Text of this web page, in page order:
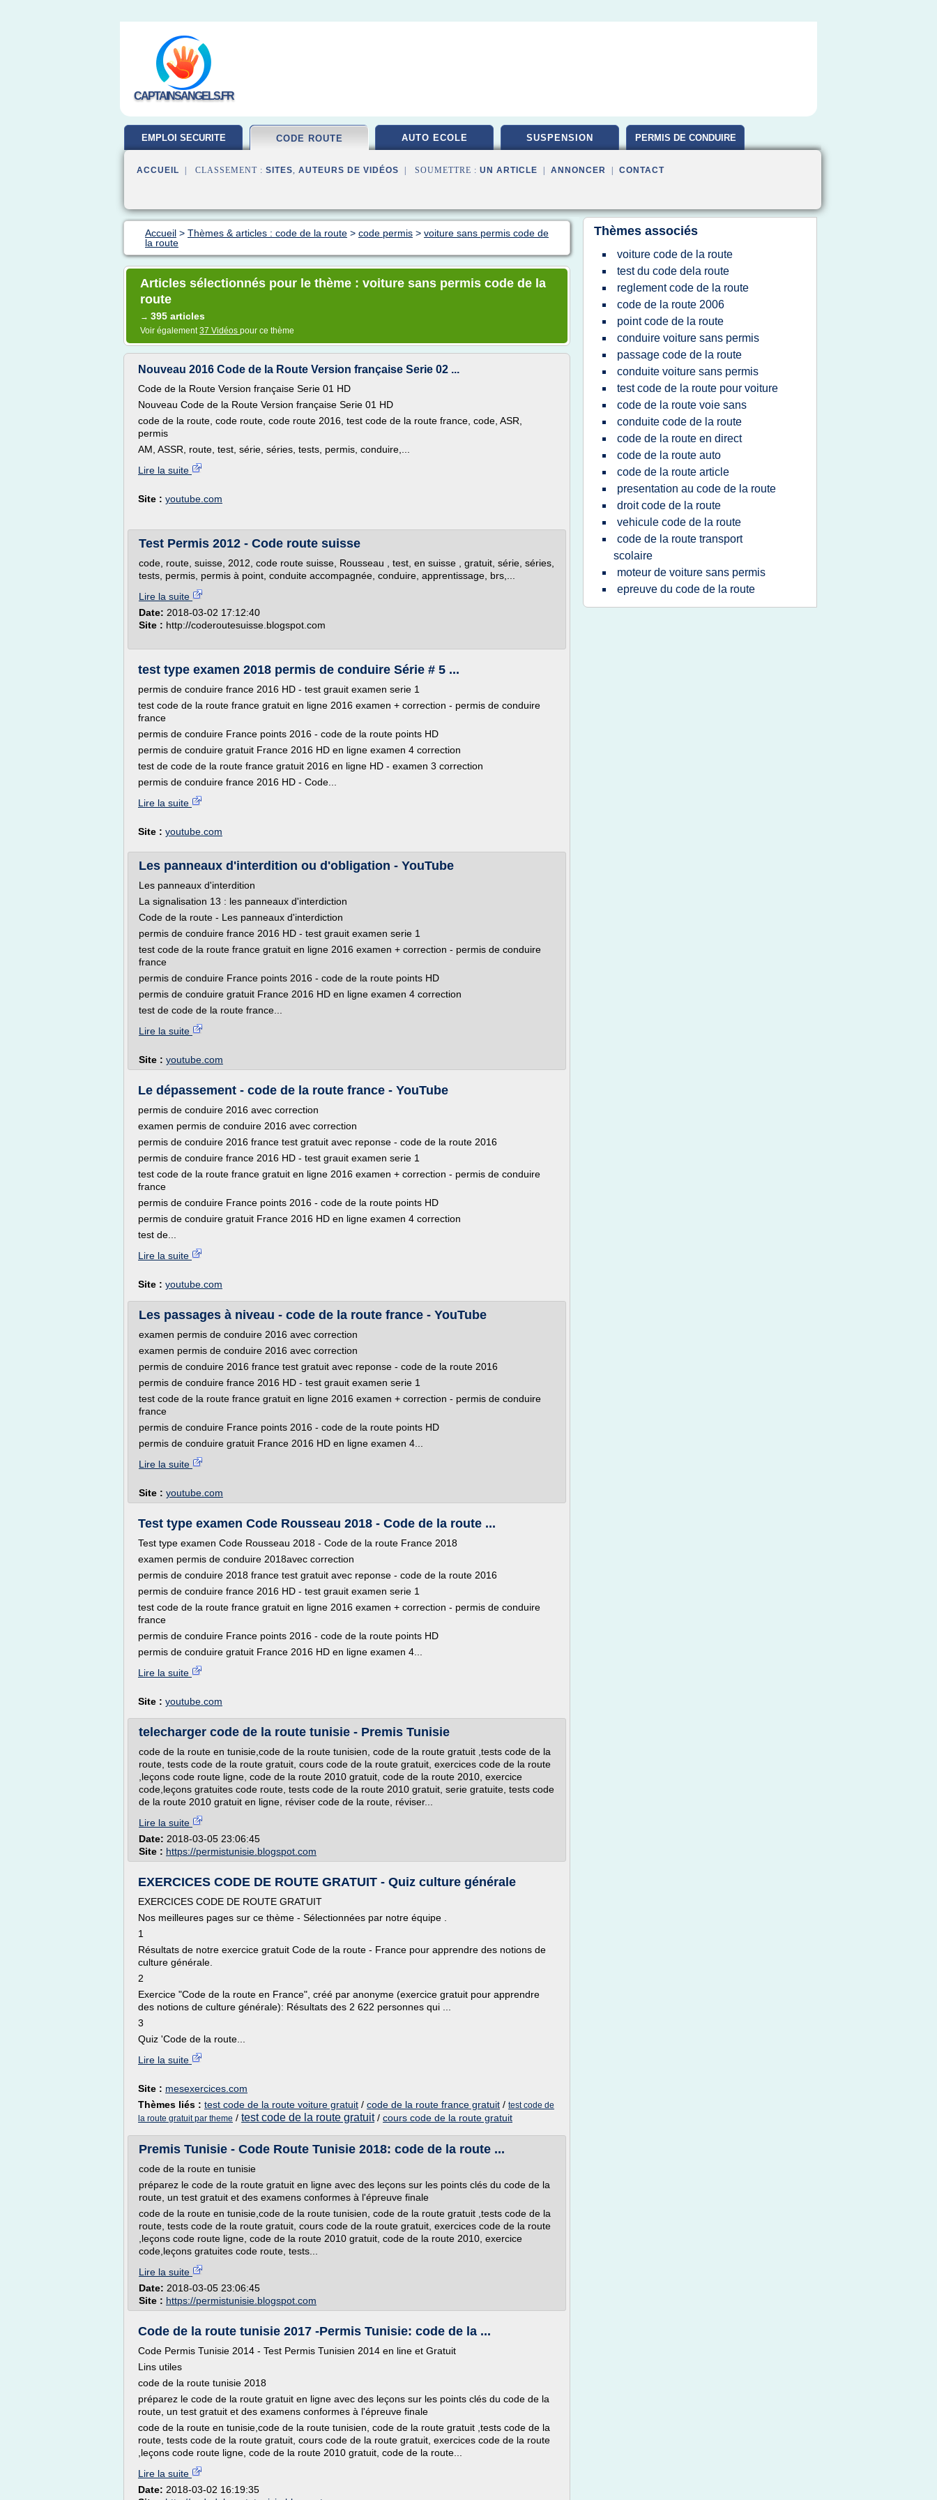
CAPTAINSANGELS.FR
EMPLOI SECURITE CODE ROUTE AUTO ECOLE SUSPENSION PERMIS DE CONDUIRE
ACCUEIL | CLASSEMENT : SITES, AUTEURS DE VIDÉOS | SOUMETTRE : UN ARTICLE ANNONCER CONTACT
Accueil > Thèmes & articles : code de la route > code permis > voiture sans permis code de
la route
Articles sélectionnés pour le thème : voiture sans permis code de la
route
→ 395 articles
Voir également37 Vidéos pour ce thème
Nouveau 2016 Code de la Route Version française Serie 02 ...
Code de la Route Version française Serie 01 HD
Nouveau Code de la Route Version française Serie 01 HD
code de la route, code route, code route 2016, test code de la route france, code, ASR,
permis
AM, ASSR, route, test, série, séries, tests, permis, conduire,...
Lire la suite
Site : youtube.com
Test Permis 2012 - Code route suisse
code, route, suisse, 2012, code route suisse, Rousseau , test, en suisse , gratuit, série, séries,
tests, permis, permis à point, conduite accompagnée, conduire, apprentissage, brs,...
Lire la suite
Date: 2018-03-02 17:12:40
Site : http://coderoutesuisse.blogspot.com
test type examen 2018 permis de conduire Série # 5 ...
permis de conduire france 2016 HD - test grauit examen serie 1
test code de la route france gratuit en ligne 2016 examen + correction - permis de conduire
france
permis de conduire France points 2016 - code de la route points HD
permis de conduire gratuit France 2016 HD en ligne examen 4 correction
test de code de la route france gratuit 2016 en ligne HD - examen 3 correction
permis de conduire france 2016 HD - Code...
Lire la suite
Site : youtube.com
Les panneaux d'interdition ou d'obligation - YouTube
Les panneaux d'interdition
La signalisation 13 : les panneaux d'interdiction
Code de la route - Les panneaux d'interdiction
permis de conduire france 2016 HD - test grauit examen serie 1
test code de la route france gratuit en ligne 2016 examen + correction - permis de conduire
france
permis de conduire France points 2016 - code de la route points HD
permis de conduire gratuit France 2016 HD en ligne examen 4 correction
test de code de la route france...
Lire la suite
Site : youtube.com
Le dépassement - code de la route france - YouTube
permis de conduire 2016 avec correction
examen permis de conduire 2016 avec correction
permis de conduire 2016 france test gratuit avec reponse - code de la route 2016
permis de conduire france 2016 HD - test grauit examen serie 1
test code de la route france gratuit en ligne 2016 examen + correction - permis de conduire
france
permis de conduire France points 2016 - code de la route points HD
permis de conduire gratuit France 2016 HD en ligne examen 4 correction
test de...
Lire la suite
Site : youtube.com
Les passages à niveau - code de la route france - YouTube
examen permis de conduire 2016 avec correction
examen permis de conduire 2016 avec correction
permis de conduire 2016 france test gratuit avec reponse - code de la route 2016
permis de conduire france 2016 HD - test grauit examen serie 1
test code de la route france gratuit en ligne 2016 examen + correction - permis de conduire
france
permis de conduire France points 2016 - code de la route points HD
permis de conduire gratuit France 2016 HD en ligne examen 4...
Lire la suite
Site : youtube.com
Test type examen Code Rousseau 2018 - Code de la route ...
Test type examen Code Rousseau 2018 - Code de la route France 2018
examen permis de conduire 2018avec correction
permis de conduire 2018 france test gratuit avec reponse - code de la route 2016
permis de conduire france 2016 HD - test grauit examen serie 1
test code de la route france gratuit en ligne 2016 examen + correction - permis de conduire
france
permis de conduire France points 2016 - code de la route points HD
permis de conduire gratuit France 2016 HD en ligne examen 4...
Lire la suite
Site : youtube.com
telecharger code de la route tunisie - Premis Tunisie
code de la route en tunisie,code de la route tunisien, code de la route gratuit ,tests code de la
route, tests code de la route gratuit, cours code de la route gratuit, exercices code de la route
,leçons code route ligne, code de la route 2010 gratuit, code de la route 2010, exercice
code,leçons gratuites code route, tests code de la route 2010 gratuit, serie gratuite, tests code
de la route 2010 gratuit en ligne, réviser code de la route, réviser...
Lire la suite
Date: 2018-03-05 23:06:45
Site : https://permistunisie.blogspot.com
EXERCICES CODE DE ROUTE GRATUIT - Quiz culture générale
EXERCICES CODE DE ROUTE GRATUIT
Nos meilleures pages sur ce thème - Sélectionnées par notre équipe .
1
Résultats de notre exercice gratuit Code de la route - France pour apprendre des notions de
culture générale.
2
Exercice "Code de la route en France", créé par anonyme (exercice gratuit pour apprendre
des notions de culture générale): Résultats des 2 622 personnes qui ...
3
Quiz 'Code de la route...
Lire la suite
Site : mesexercices.com
Thèmes liés : test code de la route voiture gratuit / code de la route france gratuit / test code de
la route gratuit par theme / test code de la route gratuit/ cours code de la route gratuit
Premis Tunisie - Code Route Tunisie 2018: code de la route ...
code de la route en tunisie
préparez le code de la route gratuit en ligne avec des leçons sur les points clés du code de la
route, un test gratuit et des examens conformes à l'épreuve finale
code de la route en tunisie,code de la route tunisien, code de la route gratuit ,tests code de la
route, tests code de la route gratuit, cours code de la route gratuit, exercices code de la route
,leçons code route ligne, code de la route 2010 gratuit, code de la route 2010, exercice
code,leçons gratuites code route, tests...
Lire la suite
Date: 2018-03-05 23:06:45
Site : https://permistunisie.blogspot.com
Code de la route tunisie 2017 -Permis Tunisie: code de la ...
Code Permis Tunisie 2014 - Test Permis Tunisien 2014 en line et Gratuit
Lins utiles
code de la route tunisie 2018
préparez le code de la route gratuit en ligne avec des leçons sur les points clés du code de la
route, un test gratuit et des examens conformes à l'épreuve finale
code de la route en tunisie,code de la route tunisien, code de la route gratuit ,tests code de la
route, tests code de la route gratuit, cours code de la route gratuit, exercices code de la route
,leçons code route ligne, code de la route 2010 gratuit, code de la route...
Lire la suite
Date: 2018-03-02 16:19:35
Thèmes associés
voiture code de la route
test du code dela route
reglement code de la route
code de la route 2006
point code de la route
conduire voiture sans permis
passage code de la route
conduite voiture sans permis
test code de la route pour voiture
code de la route voie sans
conduite code de la route
code de la route en direct
code de la route auto
code de la route article
presentation au code de la route
droit code de la route
vehicule code de la route
code de la route transport
scolaire
moteur de voiture sans permis
epreuve du code de la route